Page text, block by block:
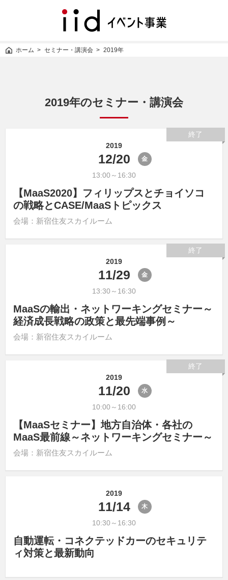
iid
ベ
ト
ホーム セミナー・講演会 2019年
2019年のセミナー・講演会
2019
12/20 金
13:00～16:30
【MaaS2020】フィリップスとチョイソコ
の戦略とCASE/MaaSトピックス
会場：新宿住友スカイルーム
終了
2019
11/29 金
13:30～16:30
MaaSの輸出・ネットワーキングセミナー～
経済成長戦略の政策と最先端事例～
会場：新宿住友スカイルーム
終了
2019
11/20 水
10:00～16:00
【MaaSセミナー】地方自治体・各社の
MaaS最前線～ネットワーキングセミナー～
会場：新宿住友スカイルーム
終了
2019
11/14 木
10:30～16:30
自動運転・コネクテッドカーのセキュリテ
ィ対策と最新動向